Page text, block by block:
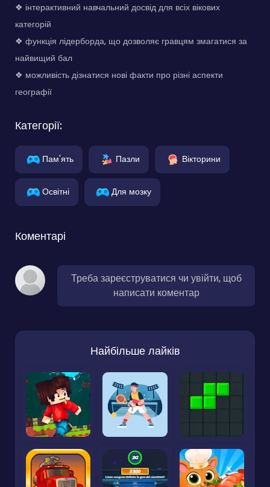
❖ інтерактивний навчальний досвід для всіх вікових
категорій
❖ функція лідерборда, що дозволяє гравцям змагатися за
найвищий бал
❖ можливість дізнатися нові факти про різні аспекти
географії
Категорії:
Пам'ять Пазли Вікторини
Освітні Для мозку
Коментарі
Треба зареєструватися чи увійти, щоб
написати коментар
Найбільше лайків